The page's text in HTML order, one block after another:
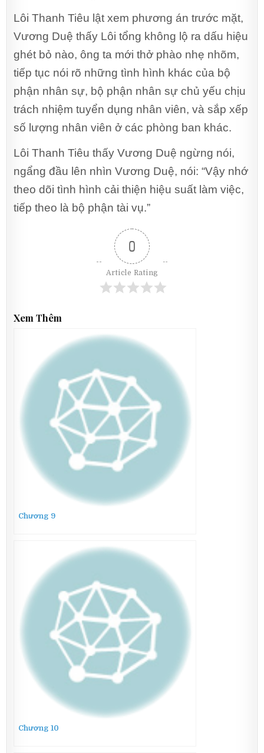
Lôi Thanh Tiêu lật xem phương án trước mặt,
Vương Duệ thấy Lôi tổng không lộ ra dấu hiệu
ghét bỏ nào, ông ta mới thở phào nhẹ nhõm,
tiếp tục nói rõ những tình hình khác của bộ
phận nhân sự, bộ phận nhân sự chủ yếu chịu
trách nhiệm tuyển dụng nhân viên, và sắp xếp
số lượng nhân viên ở các phòng ban khác.
Lôi Thanh Tiêu thấy Vương Duệ ngừng nói,
ngẩng đầu lên nhìn Vương Duệ, nói: “Vậy nhớ
theo dõi tình hình cải thiện hiệu suất làm việc,
tiếp theo là bộ phận tài vụ.”
0
Article Rating
Xem Thêm
Chương 9
Chương 10